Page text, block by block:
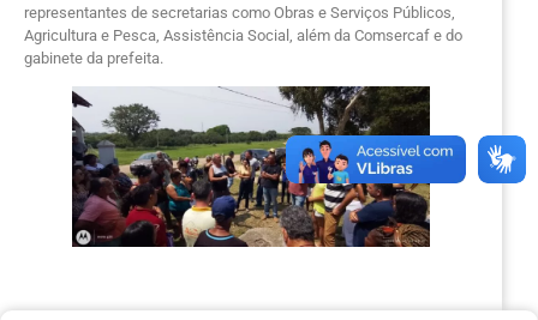
representantes de secretarias como Obras e Serviços Públicos,
Agricultura e Pesca, Assistência Social, além da Comsercaf e do
gabinete da prefeita.